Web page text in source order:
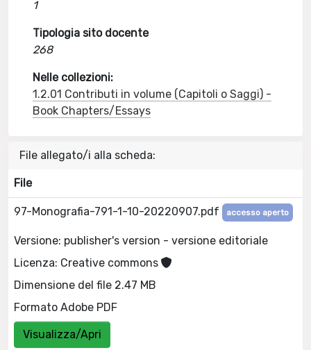
1
Tipologia sito docente
268
Nelle collezioni:
1.2.01 Contributi in volume (Capitoli o Saggi) -
Book Chapters/Essays
File allegato/i alla scheda:
File
97-Monografia-791-1-10-20220907.pdf accesso aperto
Versione: publisher's version - versione editoriale
Licenza: Creative commons
Dimensione del file 2.47 MB
Formato Adobe PDF
Visualizza/Apri